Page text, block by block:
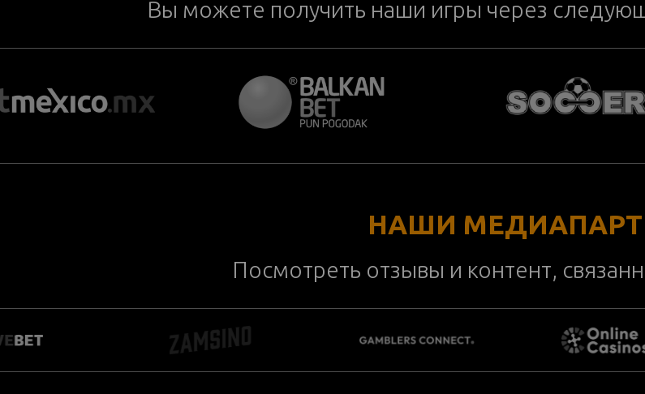
Вы можете получить наши игры через
НАШИ
Посмотреть отзывы и контент,